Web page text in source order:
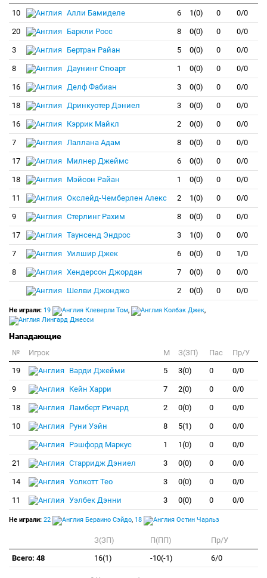
10
Алли Бамиделе 6 1(0) 0 0/0
20 Баркли Росс 8 0(0) 0 0/0
3 Бертран Райан 5 0(0) 0 0/0
8 Даунинг Стюарт 1 0(0) 0 0/0
16 Делф Фабиан 3 0(0) 0 0/0
18 Дринкуотер Дэниел 3 0(0) 0 0/0
16 Кэррик Майкл 2 0(0) 0 0/0
7 Лаллана Адам 8 0(0) 0 0/0
17 Милнер Джеймс 6 0(0) 0 0/0
18 Мэйсон Райан 1 0(0) 0 0/0
11 Окслейд-Чемберлен Алекс 2 1(0) 0 0/0
9 Стерлинг Рахим 8 0(0) 0 0/0
17 Таунсенд Эндрос 3 1(0) 0 0/0
7 Уилшир Джек 6 0(0) 0 1/0
8 Хендерсон Джордан 7 0(0) 0 0/0
Шелви Джонджо 2 0(0) 0 0/0
Не играли: 19 Клеверли Том, Колбэк Джек,
Лингард Джесси
Нападающие
№ Игрок M З(ЗП) Пас
Пр/У
19
Варди Джейми 5 3(0) 0 0/0
9 Кейн Харри 7 2(0) 0 0/0
18 Ламберт Ричард 2 0(0) 0 0/0
10 Руни Уэйн 8 5(1) 0 0/0
Рэшфорд Маркус 1 1(0) 0 0/0
21 Старридж Дэниел 3 0(0) 0 0/0
14 Уолкотт Тео 3 0(0) 0 0/0
11 Уэлбек Дэнни 3 0(0) 0 0/0
Не играли: 22 Бераино Сэйдо, 18 Остин Чарльз
З(ЗП) П(ПП)
Пр/У
Всего: 48
16(1) -10(-1) 6/0